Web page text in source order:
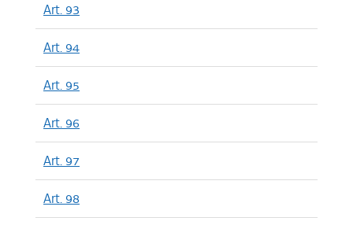
Art. 93
Art. 94
Art. 95
Art. 96
Art. 97
Art. 98